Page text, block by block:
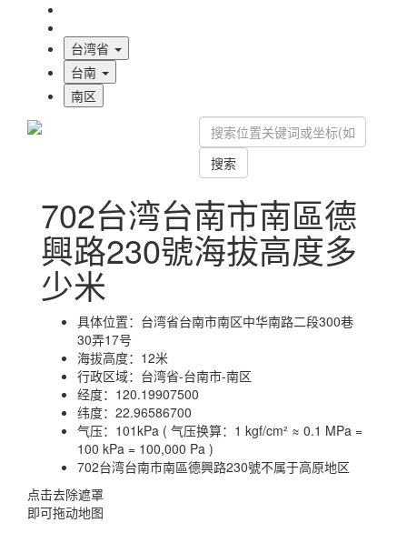
台湾省
台南
南区
搜索
702台湾台南市南區德
興路230號海拔高度多
少米
具体位置： 台湾省台南市南区中华南路二段300巷
30弄17号
海拔高度： 12米
行政区域： 台湾省-台南市-南区
经度： 120.19907500
纬度： 22.96586700
气压： 101kPa ( 气压换算：1 kgf/cm² ≈ 0.1 MPa =
100 kPa = 100,000 Pa )
702台湾台南市南區德興路230號不属于高原地区
点击去除遮罩
即可拖动地图